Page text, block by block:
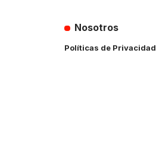
Nosotros
Políticas de Privacidad